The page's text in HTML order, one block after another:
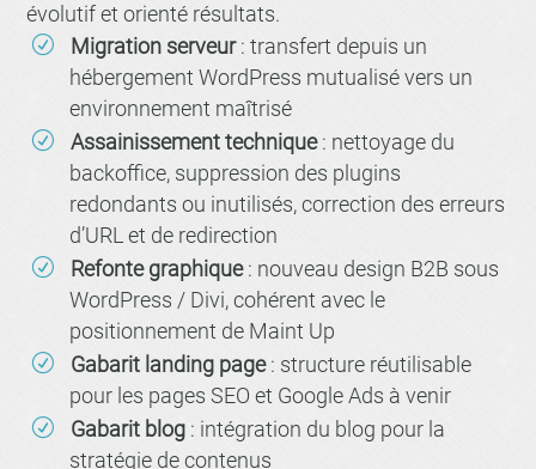
évolutif et orienté résultats.
Migration serveur: transfert depuis un
hébergement WordPress mutualisé vers un
environnement maîtrisé
Assainissement technique: nettoyage du
backoffice, suppression des plugins
redondants ou inutilisés, correction des erreurs
d’URL et de redirection
Refonte graphique: nouveau design B2B sous
WordPress / Divi, cohérent avec le
positionnement de Maint Up
Gabarit landing page: structure réutilisable
pour les pages SEO et Google Ads à venir
Gabarit blog : intégration du blog pour la
stratégie de contenus